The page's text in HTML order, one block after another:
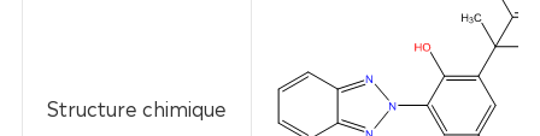
Structure chimique